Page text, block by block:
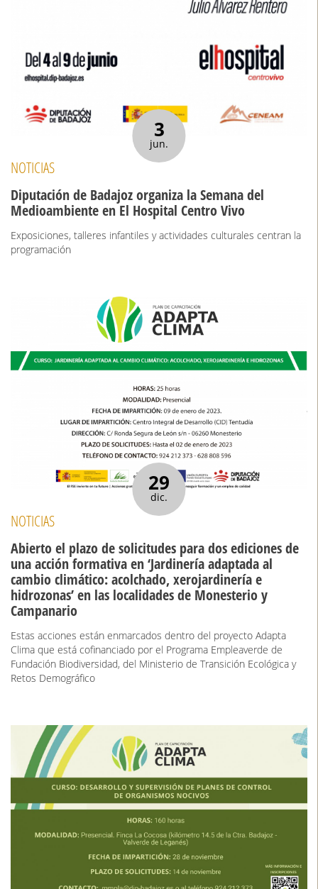
3
jun.
NOTICIAS
Diputación de Badajoz organiza la Semana del
Medioambiente en El Hospital Centro Vivo
Exposiciones, talleres infantiles y actividades culturales centran la
programación
29
dic.
NOTICIAS
Abierto el plazo de solicitudes para dos ediciones de
una acción formativa en ‘Jardinería adaptada al
cambio climático: acolchado, xerojardinería e
hidrozonas’ en las localidades de Monesterio y
Campanario
Estas acciones están enmarcados dentro del proyecto Adapta
Clima que está cofinanciado por el Programa Empleaverde de
Fundación Biodiversidad, del Ministerio de Transición Ecológica y
Retos Demográfico